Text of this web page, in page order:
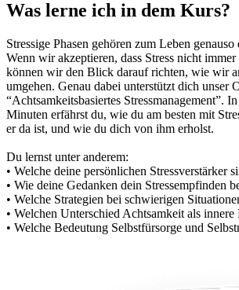
Was lerne ich in dem Kurs?
Stressige Phasen gehö­ren zum Leben
Wenn wir akzeptieren, dass Stress nicht
können wir den Blick darauf rich­ten, wie wir
umgehen. Genau dabei unterstützt dich unser
“Achtsamkeitsbasiertes Stressmanagement”.
Minuten erfährst du, wie du am besten mit
er da ist, und wie du dich von ihm erholst.
Du lernst unter anderem:
• Welche deine persönlichen Stressverstärker
• Wie deine Gedanken dein Stressempfinden
• Welche Strategien bei schwierigen
• Welchen Unterschied Achtsamkeit als
• Welche Bedeutung Selbstfürsorge und